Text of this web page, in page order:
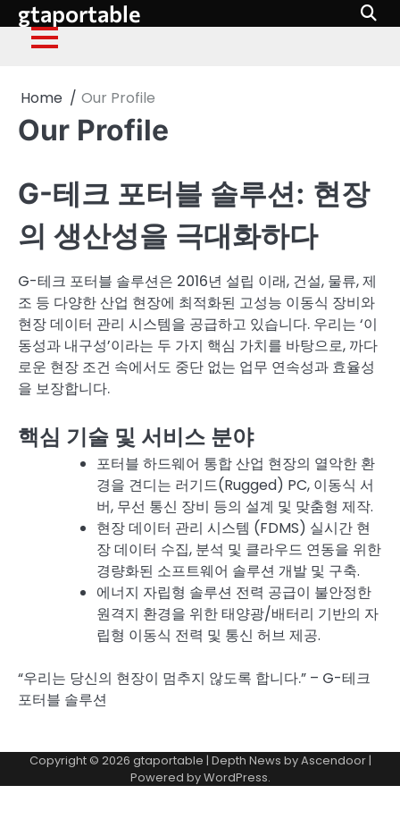
Skip
to
content
gtaportable
Home Our Profile
Our Profile
G-테크 포터블 솔루션: 현장
의 생산성을 극대화하다
G-테크 포터블 솔루션은 2016년 설립 이래, 건설, 물류, 제
조 등 다양한 산업 현장에 최적화된 고성능 이동식 장비와
현장 데이터 관리 시스템을 공급하고 있습니다. 우리는 ‘이
동성과 내구성’이라는 두 가지 핵심 가치를 바탕으로, 까다
로운 현장 조건 속에서도 중단 없는 업무 연속성과 효율성
을 보장합니다.
핵심 기술 및 서비스 분야
포터블 하드웨어 통합 산업 현장의 열악한 환
경을 견디는 러기드(Rugged) PC, 이동식 서
버, 무선 통신 장비 등의 설계 및 맞춤형 제작.
현장 데이터 관리 시스템 (FDMS) 실시간 현
장 데이터 수집, 분석 및 클라우드 연동을 위한
경량화된 소프트웨어 솔루션 개발 및 구축.
에너지 자립형 솔루션 전력 공급이 불안정한
원격지 환경을 위한 태양광/배터리 기반의 자
립형 이동식 전력 및 통신 허브 제공.
“우리는 당신의 현장이 멈추지 않도록 합니다.” – G-테크
포터블 솔루션
Copyright © 2026 gtaportable | Depth News byAscendoor|
Powered byWordPress.